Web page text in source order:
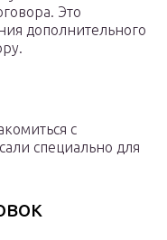
Это
дополнительного
с
специально для